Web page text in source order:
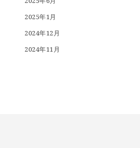
2025年1月
2024年12月
2024年11月